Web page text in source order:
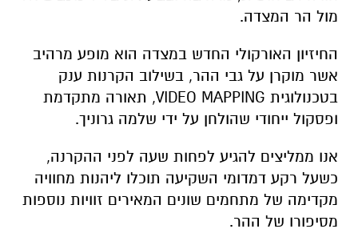
מול הר המצדה.
החיזיון האורקולי החדש במצדה הוא מופע מרהיב
אשר מוקרן על גבי ההר, בשילוב הקרנות ענק
בטכנולוגית VIDEO MAPPING, תאורה מתקדמת
ופסקול ייחודי שהולחן על ידי שלמה גרוניך.
אנו ממליצים להגיע לפחות שעה לפני ההקרנה,
כשעל רקע דמדומי השקיעה תוכלו ליהנות מחוויה
מקדימה של מתחמים שונים המאירים זוויות נוספות
מסיפורו של ההר.